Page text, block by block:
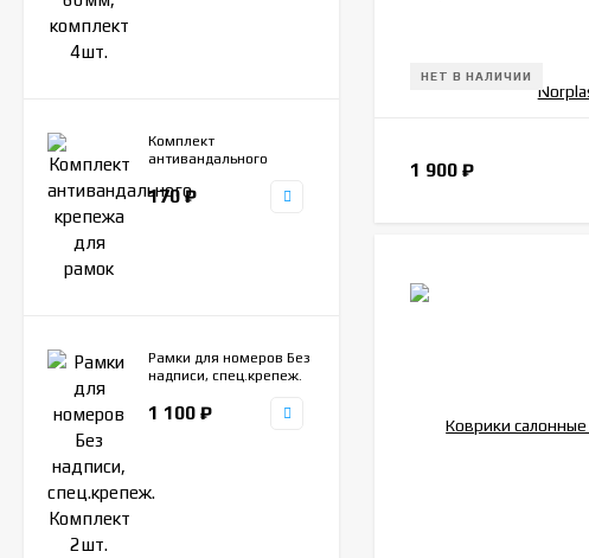
НЕТ В НАЛИЧИИ
1 900 ₽
Комплект
антивандального
170₽
Рамки для номеров Без
надписи, спец.крепеж.
Нержавеющая сталь
1 100 ₽